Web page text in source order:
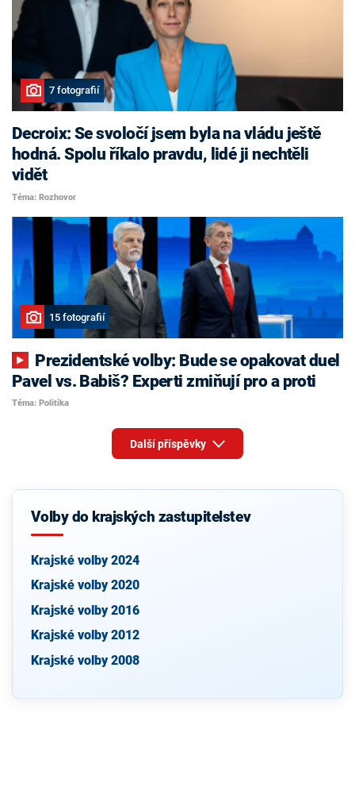
7 fotografií
Decroix: Se svoločí jsem byla na vládu ještě
hodná. Spolu říkalo pravdu, lidé ji nechtěli
vidět
Téma: Rozhovor
15 fotografií
Pavel vs. Babiš? Experti zmiňují pro a proti
Téma: Politika
Další příspěvky
Volby do krajských zastupitelstev
Krajské volby 2024
Krajské volby 2020
Krajské volby 2016
Krajské volby 2012
Krajské volby 2008